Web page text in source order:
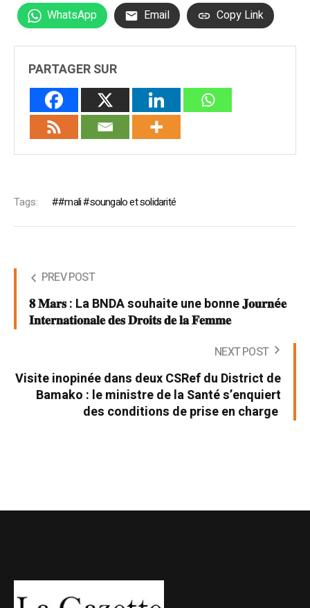
WhatsApp Email Copy Link
PARTAGER SUR
Tags: #mali #soungalo et solidarité
PREV POST
𝟖 𝐌𝐚𝐫𝐬 : La BNDA souhaite une bonne 𝐉𝐨𝐮𝐫𝐧é𝐞
𝐈𝐧𝐭𝐞𝐫𝐧𝐚𝐭𝐢𝐨𝐧𝐚𝐥𝐞 𝐝𝐞𝐬 𝐃𝐫𝐨𝐢𝐭𝐬 𝐝𝐞 𝐥𝐚 𝐅𝐞𝐦𝐦𝐞
NEXT POST
Visite inopinée dans deux CSRef du District de
Bamako : le ministre de la Santé s’enquiert
des conditions de prise en charge